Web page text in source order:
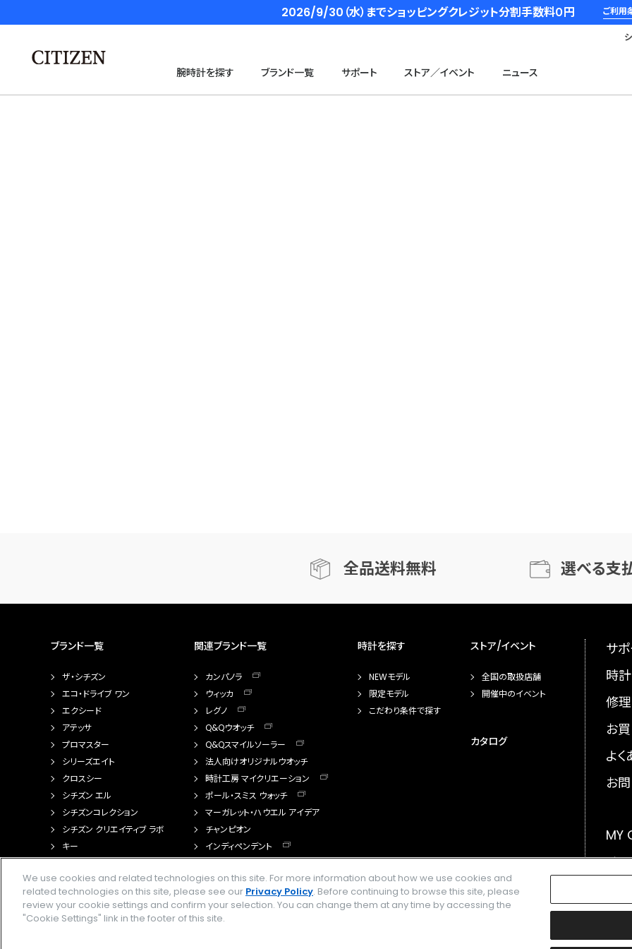
2026/9/30（水）までショッピングクレジット分割手数料０円 ご利用
腕時計を探す ブランド一覧 サポート ストア／イベント ニュース
全品送料無料 選べる支
ブランド一覧
ザ・シチズン
エコ・ドライブ ワン
エクシード
アテッサ
プロマスター
シリーズエイト
クロスシー
シチズン エル
シチズンコレクション
シチズン クリエイティブ ラボ
キー
関連ブランド一覧
カンパノラ
ウィッカ
レグノ
Q&Qウオッチ
Q&Qスマイルソーラー
法人向けオリジナルウオッチ
時計工房 マイクリエーション
ポール・スミス ウォッチ
マーガレット・ハウエル アイデア
チャンピオン
インディペンデント
時計を探す
NEWモデル
限定モデル
こだわり条件で探す
ストア/イベント
全国の取扱店舗
開催中のイベント
カタログ
サ
時
修理
お
よ
お
MY
メ
We use cookies and related technologies on this site. For more information about how we use cookies and
related technologies on this site, please see our Privacy Policy. Before continuing to browse this site, please
review your cookie settings and confirm your selection. You can change them at any time by accessing the
"Cookie Settings" link in the footer of this site.